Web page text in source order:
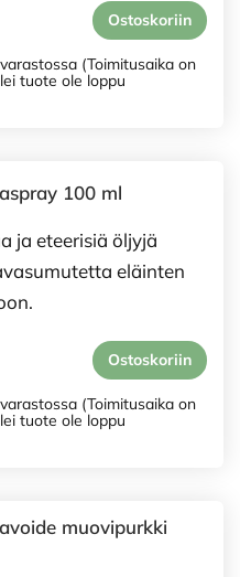
Ostoskoriin
(Toimitusaika on
tuote ole loppu
100 ml
ja eteerisiä öljyjä
eläinten
Ostoskoriin
(Toimitusaika on
tuote ole loppu
muovipurkki